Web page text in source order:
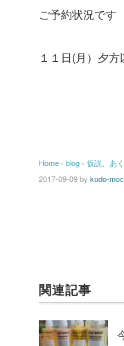
ご予約状況です
１１日(月）夕
Home › blog › 仮説、あ
2017-09-09by kudo-
関連記事